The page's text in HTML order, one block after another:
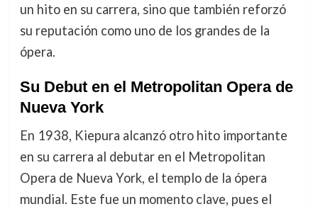
un hito en su carrera, sino que también reforzó
su reputación como uno de los grandes de la
ópera.
Su Debut en el Metropolitan Opera de
Nueva York
En 1938, Kiepura alcanzó otro hito importante
en su carrera al debutar en el Metropolitan
Opera de Nueva York, el templo de la ópera
mundial. Este fue un momento clave, pues el